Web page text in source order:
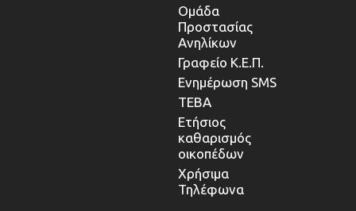
Ομάδα
Προστασίας
Ανηλίκων
Γραφείο Κ.Ε.Π.
Ενημέρωση SMS
ΤΕΒΑ
Ετήσιος
καθαρισμός
οικοπέδων
Χρήσιμα
Τηλέφωνα